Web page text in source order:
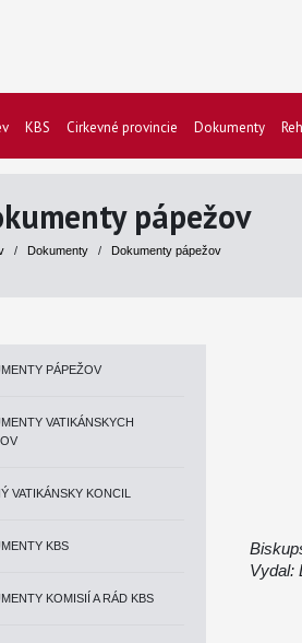
KBS Cirkevné provincie Dokumenty
pápežov
/ Dokumenty / Dokumenty pápežov
PÁPEŽOV
VATIKÁNSKYCH
VATIKÁNSKY KONCIL
KBS
KOMISIÍ A RÁD KBS
Vydal: